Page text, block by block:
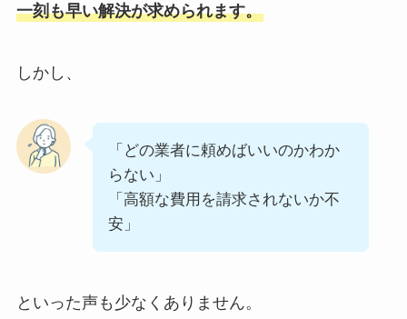
一刻も早い解決が求められます。
しかし、
「どの業者に頼めばいいのかわか
らない」
「高額な費用を請求されないか不
安」
といった声も少なくありません。